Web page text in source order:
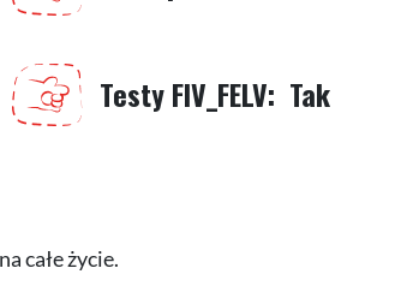
Testy FIV_FELV Tak
całe życie.